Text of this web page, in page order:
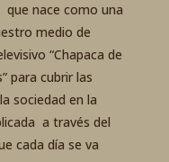
nace como una
medio de
“Chapaca de
para cubrir las
sociedad en la
a través del
cada día se va